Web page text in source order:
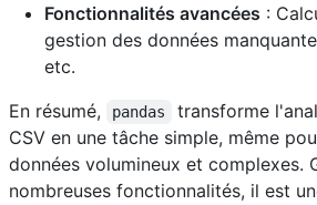
Fonctionnalités avancées :
gestion des données
etc.
En résumé,
pandas
transforme
CSV en une tâche simple, même
données volumineux et complexes.
nombreuses fonctionnalités, il est